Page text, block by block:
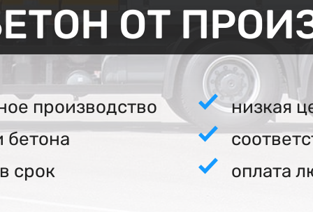
ОТ
производство
низкая
бетона
срок
оплата